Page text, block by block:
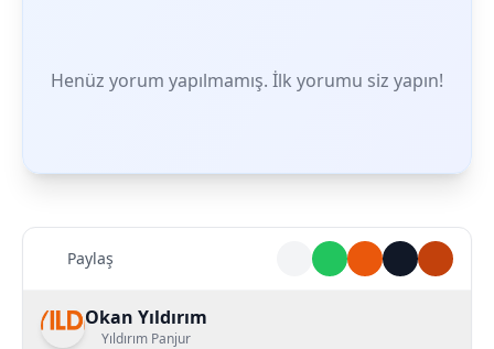
Henüz yorum yapılmamış. İlk yorumu siz yapın!
Paylaş
Okan Yıldırım
Yıldırım Panjur